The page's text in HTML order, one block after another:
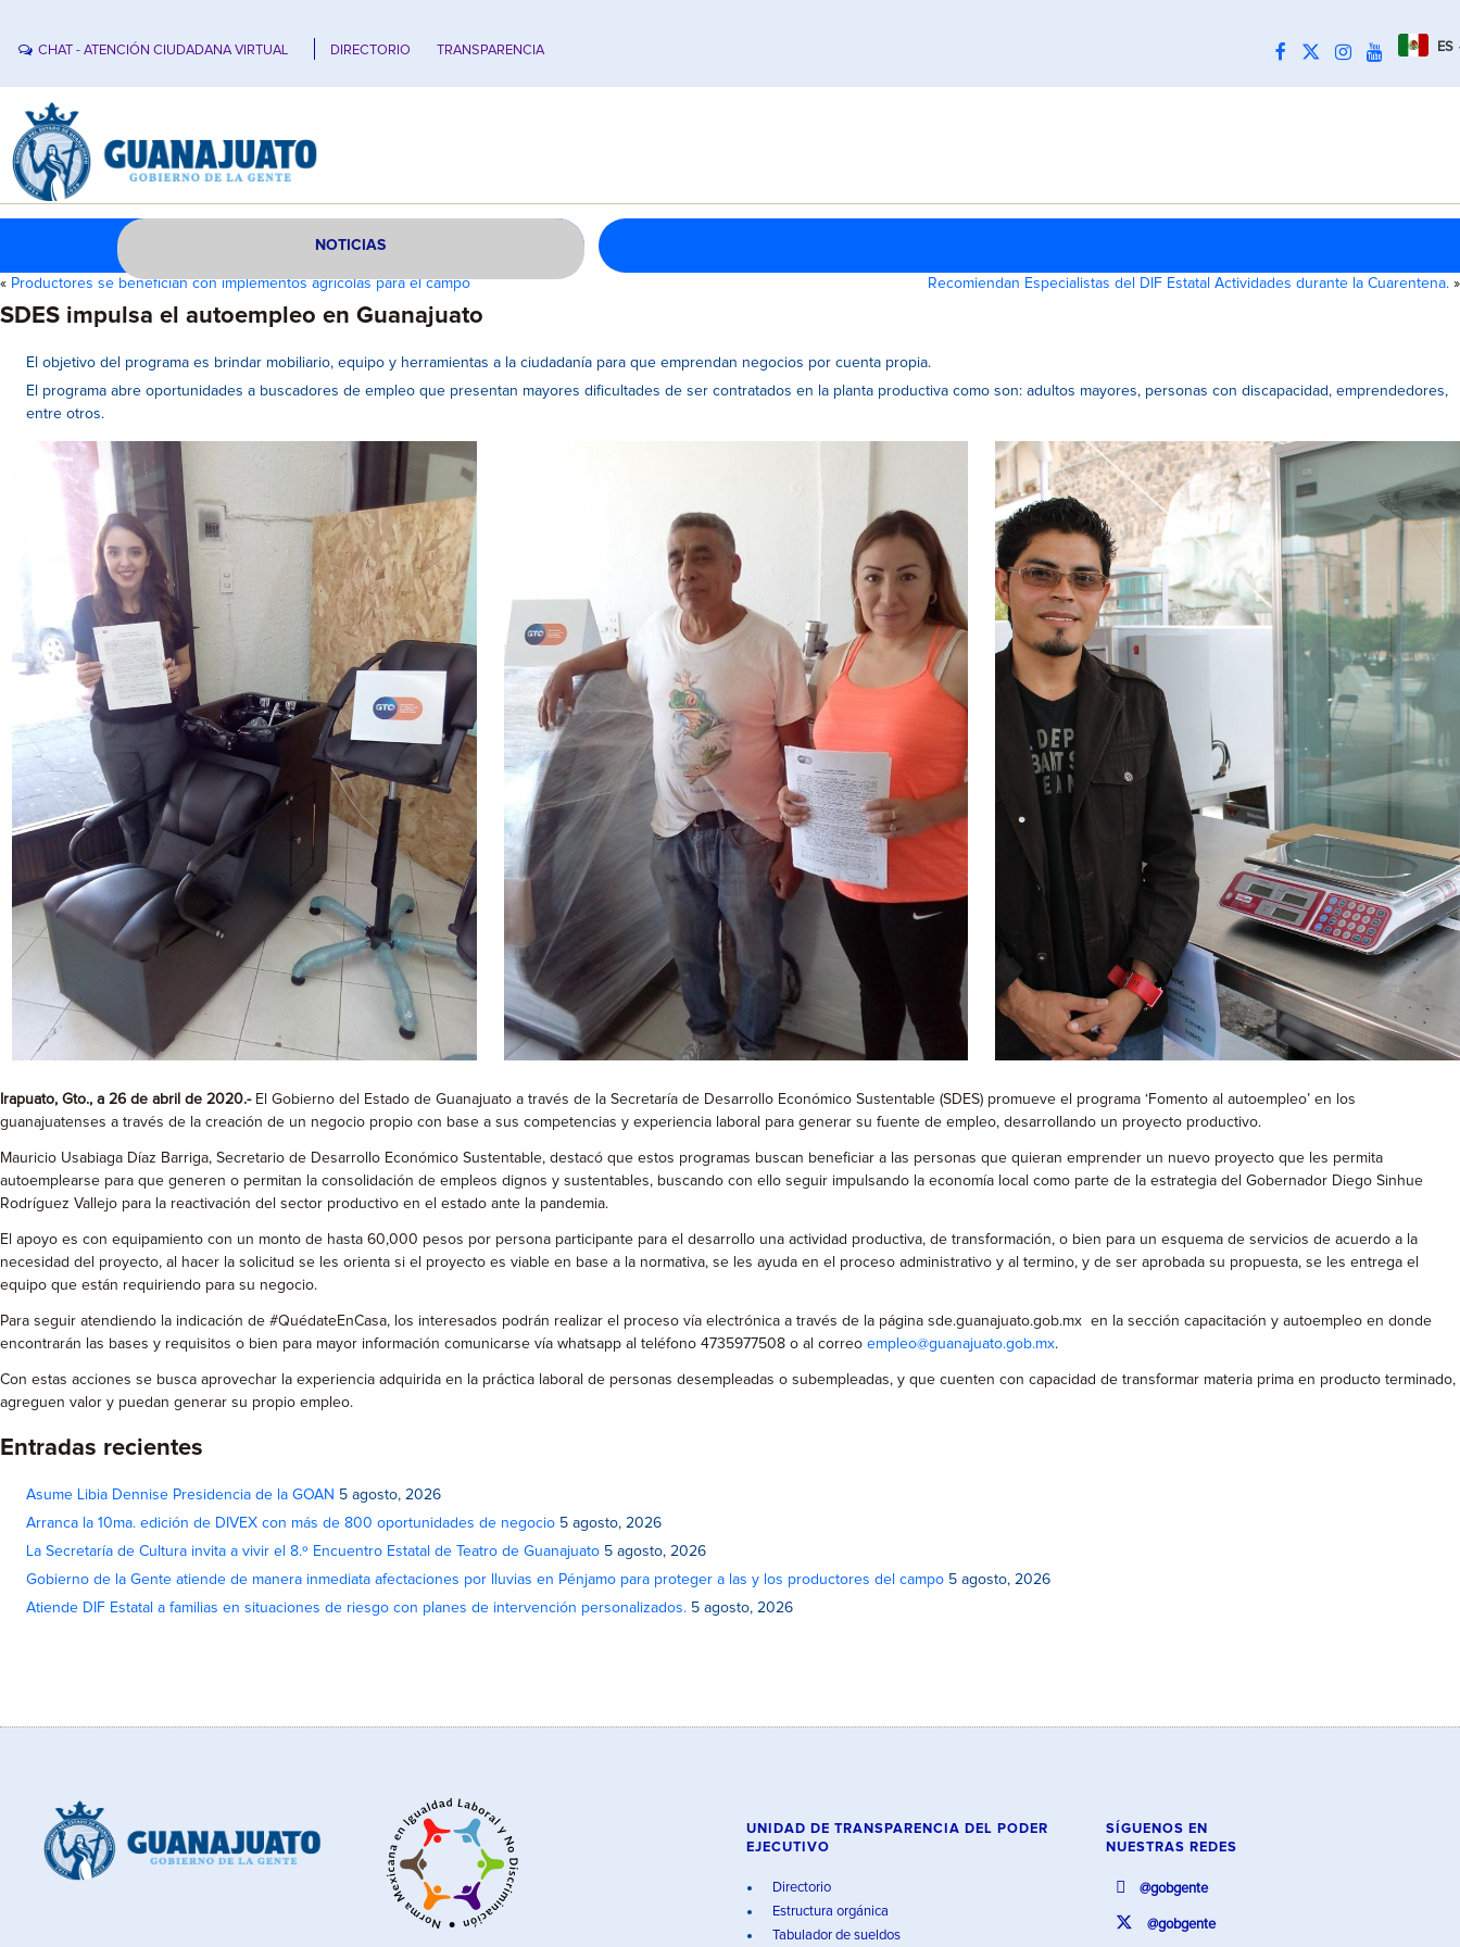
CHAT - ATENCIÓN CIUDADANA VIRTUAL DIRECTORIO TRANSPARENCIA ES
NOTICIAS
« Productores se benefician con implementos agrícolas para el campo Recomiendan Especialistas del DIF Estatal Actividades durante la Cuarentena. »
SDES impulsa el autoempleo en Guanajuato
El objetivo del programa es brindar mobiliario, equipo y herramientas a la ciudadanía para que emprendan negocios por cuenta propia.
El programa abre oportunidades a buscadores de empleo que presentan mayores dificultades de ser contratados en la planta productiva como son: adultos mayores, personas con discapacidad, emprendedores,
entre otros.
Irapuato, Gto., a 26 de abril de 2020.-El Gobierno del Estado de Guanajuato a través de la Secretaría de Desarrollo Económico Sustentable (SDES) promueve el programa ‘Fomento al autoempleo’ en los
guanajuatenses a través de la creación de un negocio propio con base a sus competencias y experiencia laboral para generar su fuente de empleo, desarrollando un proyecto productivo.
Mauricio Usabiaga Díaz Barriga, Secretario de Desarrollo Económico Sustentable, destacó que estos programas buscan beneficiar a las personas que quieran emprender un nuevo proyecto que les permita
autoemplearse para que generen o permitan la consolidación de empleos dignos y sustentables, buscando con ello seguir impulsando la economía local como parte de la estrategia del Gobernador Diego Sinhue
Rodríguez Vallejo para la reactivación del sector productivo en el estado ante la pandemia.
El apoyo es con equipamiento con un monto de hasta 60,000 pesos por persona participante para el desarrollo una actividad productiva, de transformación, o bien para un esquema de servicios de acuerdo a la
necesidad del proyecto, al hacer la solicitud se les orienta si el proyecto es viable en base a la normativa, se les ayuda en el proceso administrativo y al termino, y de ser aprobada su propuesta, se les entrega el
equipo que están requiriendo para su negocio.
Para seguir atendiendo la indicación de #QuédateEnCasa, los interesados podrán realizar el proceso vía electrónica a través de la página sde.guanajuato.gob.mx en la sección capacitación y autoempleo en donde
encontrarán las bases y requisitos o bien para mayor información comunicarse vía whatsapp al teléfono 4735977508 o al correo empleo@guanajuato.gob.mx.
Con estas acciones se busca aprovechar la experiencia adquirida en la práctica laboral de personas desempleadas o subempleadas, y que cuenten con capacidad de transformar materia prima en producto terminado,
agreguen valor y puedan generar su propio empleo.
Entradas recientes
Asume Libia Dennise Presidencia de la GOAN 5 agosto, 2026
Arranca la 10ma. edición de DIVEX con más de 800 oportunidades de negocio 5 agosto, 2026
La Secretaría de Cultura invita a vivir el 8.º Encuentro Estatal de Teatro de Guanajuato 5 agosto, 2026
Gobierno de la Gente atiende de manera inmediata afectaciones por lluvias en Pénjamo para proteger a las y los productores del campo 5 agosto, 2026
Atiende DIF Estatal a familias en situaciones de riesgo con planes de intervención personalizados. 5 agosto, 2026
UNIDAD DE TRANSPARENCIA DEL PODER
EJECUTIVO
Directorio
Estructura orgánica
Tabulador de sueldos
SÍGUENOS EN
NUESTRAS REDES
@gobgente
@gobgente